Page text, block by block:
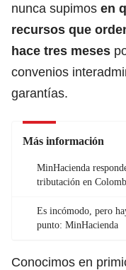
nunca supimos en
recursos que
hace tres meses
convenios
garantías.
Más información
MinHacienda
tributación en
Es incómodo, pero
punto: MinHacienda
Conocimos en